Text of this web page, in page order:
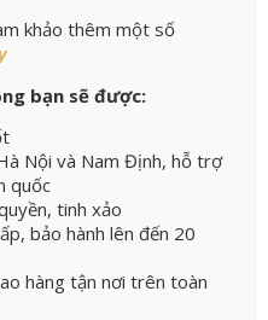
khảo thêm một số
bạn sẽ được:
Nội và Nam Định, hỗ trợ
quốc
tinh xảo
bảo hành lên đến 20
hàng tận nơi trên toàn